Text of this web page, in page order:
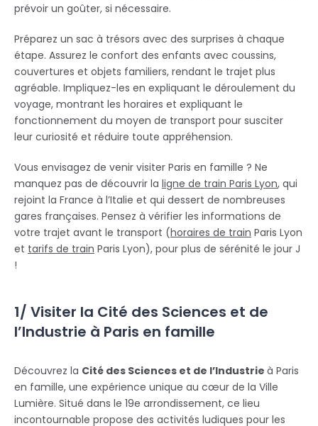
prévoir un goûter, si nécessaire.
Préparez un sac à trésors avec des surprises à chaque
étape. Assurez le confort des enfants avec coussins,
couvertures et objets familiers, rendant le trajet plus
agréable. Impliquez-les en expliquant le déroulement du
voyage, montrant les horaires et expliquant le
fonctionnement du moyen de transport pour susciter
leur curiosité et réduire toute appréhension.
Vous envisagez de venir visiter Paris en famille ? Ne
manquez pas de découvrir la ligne de train Paris Lyon, qui
rejoint la France à l’Italie et qui dessert de nombreuses
gares françaises. Pensez à vérifier les informations de
votre trajet avant le transport (horaires de train Paris Lyon
et tarifs de train Paris Lyon), pour plus de sérénité le jour J
!
1/ Visiter la Cité des Sciences et de
l’Industrie à Paris en famille
Découvrez la Cité des Sciences et de l’Industrie à Paris
en famille, une expérience unique au cœur de la Ville
Lumière. Situé dans le 19e arrondissement, ce lieu
incontournable propose des activités ludiques pour les